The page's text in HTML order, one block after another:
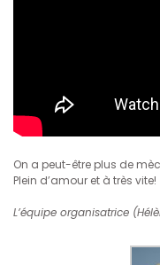
On a peut-être plus de
Plein d’amour et à très vite!
L’équipe organisatrice